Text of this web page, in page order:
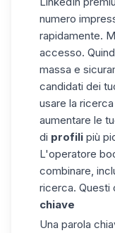
numero
rapidamente.
accesso.
massa e
candidati dei
usare la
aumentare le
di profili più
L'operatore
combinare,
ricerca. Questi
chiave
Una parola